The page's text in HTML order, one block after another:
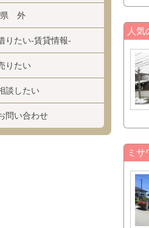
県 外
りたい-賃貸情報-
りたい
談したい
問い合わせ
人気
ミ